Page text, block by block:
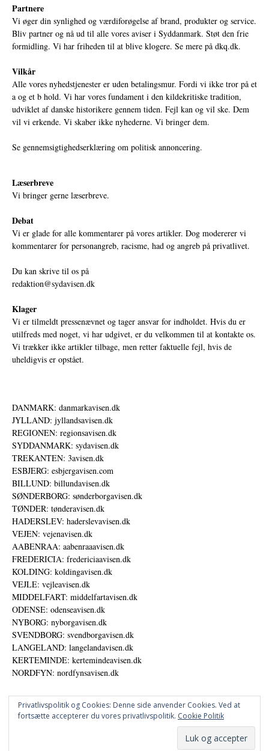
Partnere
Vi øger din synlighed og værdiforøgelse af brand, produkter og service.
Bliv partner og nå ud til alle vores aviser i Syddanmark. Støt den frie
formidling. Vi har friheden til at blive klogere. Se mere på dkq.dk.
Vilkår
Alle vores nyhedstjenester er uden betalingsmur. Fordi vi ikke tror på et
a og et b hold. Vi har vores fundament i den kildekritiske tradition,
udviklet af danske historikere gennem tiden. Fejl kan og vil ske. Dem
vil vi erkende. Vi skaber ikke nyhederne. Vi bringer dem.
Se gennemsigtighedserklæring om politisk annoncering.
Læserbreve
Vi bringer gerne læserbreve.
Debat
Vi er glade for alle kommentarer på vores artikler. Dog modererer vi
kommentarer for personangreb, racisme, had og angreb på privatlivet.
Du kan skrive til os på
redaktion@sydavisen.dk
Klager
Vi er tilmeldt pressenævnet og tager ansvar for indholdet. Hvis du er
utilfreds med noget, vi har udgivet, er du velkommen til at kontakte os.
Vi trækker ikke artikler tilbage, men retter faktuelle fejl, hvis de
uheldigvis er opstået.
DANMARK: danmarkavisen.dk
JYLLAND: jyllandsavisen.dk
REGIONEN: regionsavisen.dk
SYDDANMARK: sydavisen.dk
TREKANTEN: 3avisen.dk
ESBJERG: esbjergavisen.com
BILLUND: billundavisen.dk
SØNDERBORG: sønderborgavisen.dk
TØNDER: tønderavisen.dk
HADERSLEV: haderslevavisen.dk
VEJEN: vejenavisen.dk
AABENRAA: aabenraaavisen.dk
FREDERICIA: fredericiaavisen.dk
KOLDING: koldingavisen.dk
VEJLE: vejleavisen.dk
MIDDELFART: middelfartavisen.dk
ODENSE: odenseavisen.dk
NYBORG: nyborgavisen.dk
SVENDBORG: svendborgavisen.dk
LANGELAND: langelandavisen.dk
KERTEMINDE: kertemindeavisen.dk
NORDFYN: nordfynsavisen.dk
Privatlivspolitik og Cookies: Denne side anvender Cookies. Ved at
fortsætte accepterer du vores privatlivspolitik. Cookie Politik